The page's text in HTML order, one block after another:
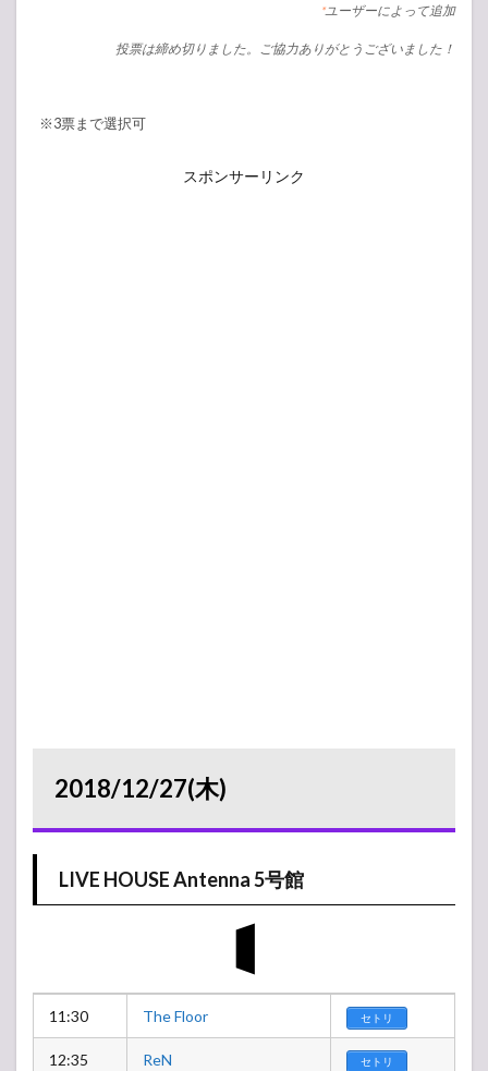
*ユーザーによって追加
投票は締め切りました。ご協力ありがとうございました！
※3票まで選択可
スポンサーリンク
2018/12/27(木)
LIVE HOUSE Antenna 5号館
11:30 The Floor セトリ
12:35 ReN セトリ